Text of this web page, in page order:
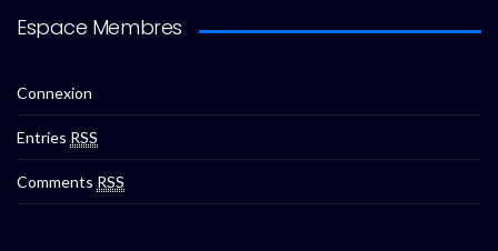
Espace Membres
Connexion
Entries RSS
Comments RSS